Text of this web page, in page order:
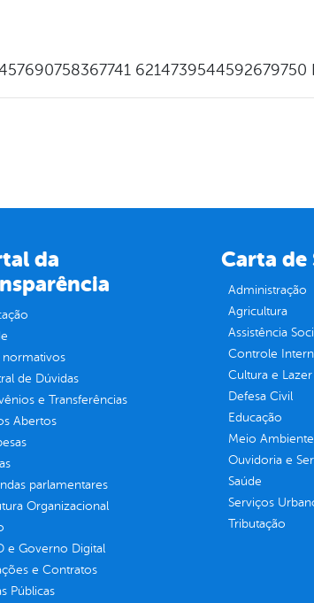
da
normativos
de Dúvidas
e Transferências
Abertos
parlamentares
Organizacional
e Governo Digital
e Contratos
Públicas
Carta de
Administração
Agricultura
Assistência
Controle
Cultura e Lazer
Defesa Civil
Educação
Meio Ambiente
Ouvidoria e
Saúde
Serviços
Tributação